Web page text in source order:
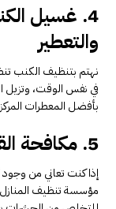
4. غسيل
والتعطير
نهتم بتنظيف الكنب
في نفس الوقت، وتزيل
بأفضل المعطرات
5. مكافحة القوارض والحشرات
إذا كنت تعاني من
مؤسسة تنظيف المنازل